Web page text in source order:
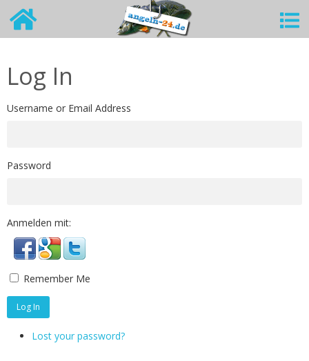
Log In
Username or Email Address
Password
Anmelden mit:
Remember Me
Log In
Lost your password?